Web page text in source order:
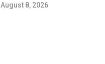
August 8, 2026